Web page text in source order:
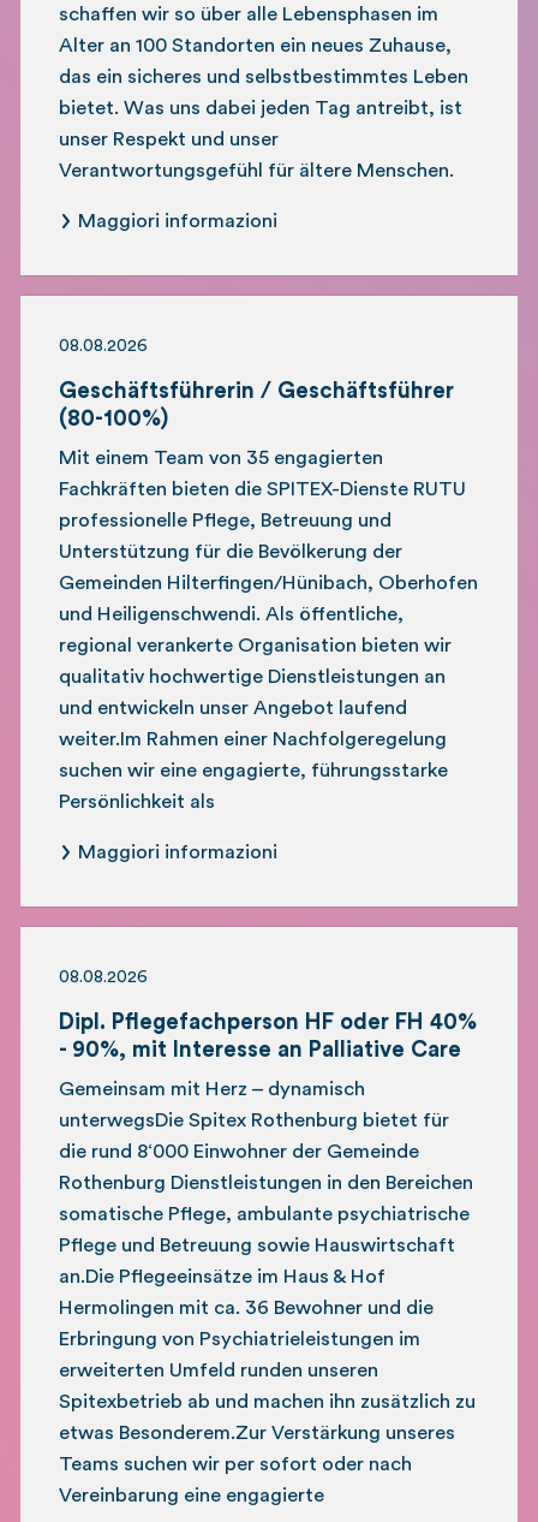
schaffen wir so über alle Lebensphasen im
Alter an 100 Standorten ein neues Zuhause,
das ein sicheres und selbstbestimmtes Leben
bietet. Was uns dabei jeden Tag antreibt, ist
unser Respekt und unser
Verantwortungsgefühl für ältere Menschen.
Maggiori informazioni
08.08.2026
Geschäftsführerin / Geschäftsführer
(80-100%)
Mit einem Team von 35 engagierten
Fachkräften bieten die SPITEX-Dienste RUTU
professionelle Pflege, Betreuung und
Unterstützung für die Bevölkerung der
Gemeinden Hilterfingen/Hünibach, Oberhofen
und Heiligenschwendi. Als öffentliche,
regional verankerte Organisation bieten wir
qualitativ hochwertige Dienstleistungen an
und entwickeln unser Angebot laufend
weiter.Im Rahmen einer Nachfolgeregelung
suchen wir eine engagierte, führungsstarke
Persönlichkeit als
Maggiori informazioni
08.08.2026
Dipl. Pflegefachperson HF oder FH 40%
- 90%, mit Interesse an Palliative Care
Gemeinsam mit Herz – dynamisch
unterwegsDie Spitex Rothenburg bietet für
die rund 8‘000 Einwohner der Gemeinde
Rothenburg Dienstleistungen in den Bereichen
somatische Pflege, ambulante psychiatrische
Pflege und Betreuung sowie Hauswirtschaft
an.Die Pflegeeinsätze im Haus & Hof
Hermolingen mit ca. 36 Bewohner und die
Erbringung von Psychiatrieleistungen im
erweiterten Umfeld runden unseren
Spitexbetrieb ab und machen ihn zusätzlich zu
etwas Besonderem.Zur Verstärkung unseres
Teams suchen wir per sofort oder nach
Vereinbarung eine engagierte